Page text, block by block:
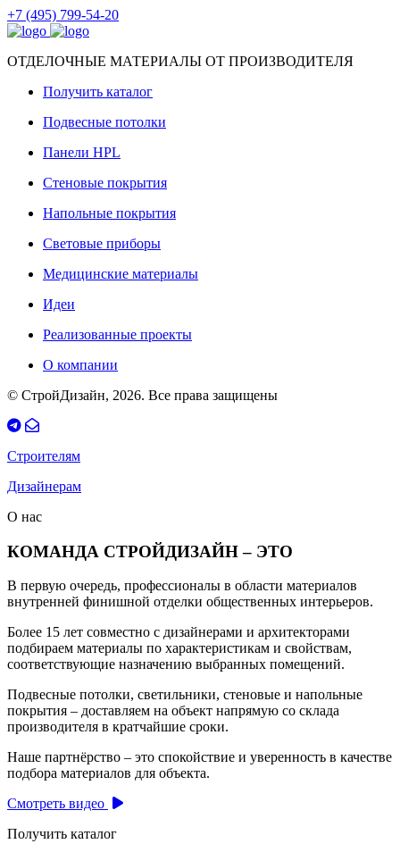
+7 (495) 799-54-20
ОТДЕЛОЧНЫЕ МАТЕРИАЛЫ ОТ ПРОИЗВОДИТЕЛЯ
Получить каталог
Подвесные потолки
Панели HPL
Стеновые покрытия
Напольные покрытия
Световые приборы
Медицинские материалы
Идеи
Реализованные проекты
О компании
© СтройДизайн, 2026. Все права защищены
Строителям
Дизайнерам
О нас
КОМАНДА СТРОЙДИЗАЙН – ЭТО
В первую очередь, профессионалы в области материалов
внутренней финишной отделки общественных интерьеров.
Более 15 лет совместно с дизайнерами и архитекторами
подбираем материалы по характеристикам и свойствам,
соответствующие назначению выбранных помещений.
Подвесные потолки, светильники, стеновые и напольные
покрытия – доставляем на объект напрямую со склада
производителя в кратчайшие сроки.
Наше партнёрство – это спокойствие и уверенность в качестве
подбора материалов для объекта.
Смотреть видео
Получить каталог